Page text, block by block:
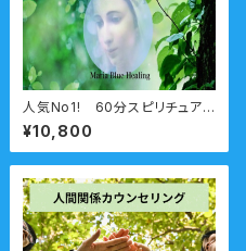
人気No1! 60分スピリチュアル
カウンセリング 前世・未来透
視・オーラ・守護霊
¥10,800